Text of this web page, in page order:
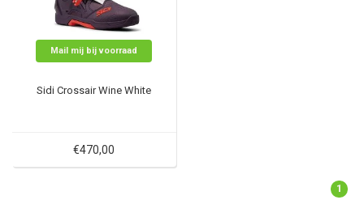
Mail mij bij voorraad
Sidi Crossair Wine White
€470,00
1